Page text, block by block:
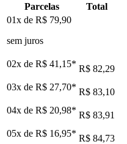
Parcelas
Total
01x de R$ 79,90
sem juros
02x de R$ 41,15* R$ 82,29
03x de R$ 27,70* R$ 83,10
04x de R$ 20,98* R$ 83,91
05x de R$ 16,95* R$ 84,73